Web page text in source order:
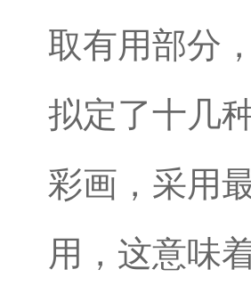
取有用部分
拟定了十几
彩画，采用
用，这意味